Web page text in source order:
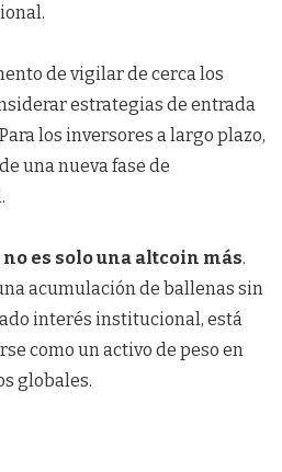
de vigilar de cerca los
estrategias de entrada
los inversores a largo plazo,
una nueva fase de
no es solo una altcoin más.
acumulación de ballenas sin
interés institucional, está
como un activo de peso en
globales.